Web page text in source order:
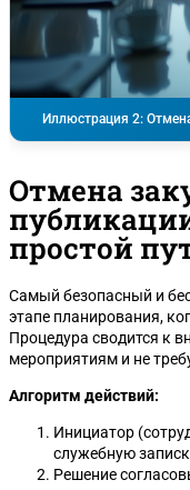
Иллюстрация 2:
Отмена
простой
Самый безопасный и
этапе планирования,
Процедура сводится к
мероприятиям и не
Алгоритм действий:
Инициатор
служебную
Решение